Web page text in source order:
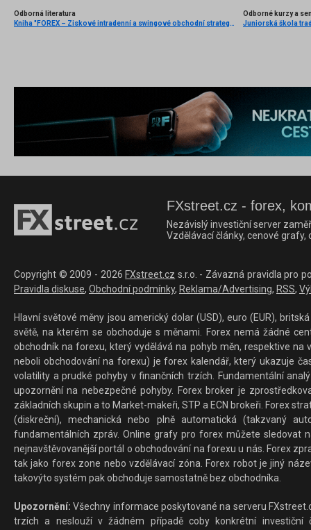
Odborná literatura
Kniha "FOREX – Ziskové intradenní a swingové obchodní strategie" od Kathy Lien vychází v češtině!
Odborné kurzy a
Juniorská škola
FXstreet.cz - forex,
Nezávislý investiční server
Vzdělávací články, cenové
Copyright © 2009 - 2026 FXstreet.cz s.r.o. - Závazná pravidla pro
Pravidla diskuse, Obchodní podmínky, Reklama/Advertising, RSS,
Hlavní světové měny jsou americký dolar (USD), euro (EUR),
světě, na kterém se obchoduje s měnami. Forex nemá žádné
obchodník na forexu, který vydělává na pohyb měn, respektive
neboli obchodování na forexu) je forex kalendář, který ukazuje
volatility a prudké pohyby v finančních trzích. Fundamentální
upozornění na nebezpečné pohyby. Forex broker je
základních skupin a to Market-makeři, STP a ECN brokeři. Forex
(diskreční), mechanická nebo plně automatická (takzvaný
fundamentálních zpráv. Online grafy pro forex můžete sledovat
nejnavštěvovanější portál o obchodování na forexu u nás. Forex
tak jako forex zone nebo vzdělávací zóna. Forex robot je jiný
takovýto systém pak obchoduje samostatně bez obchodníka.
Upozornění: Všechny informace poskytované na serveru
trzích a neslouží v žádném případě coby konkrétní investiční